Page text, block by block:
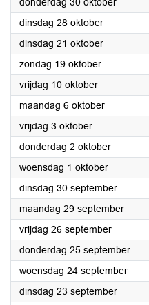
dinsdag 28 oktober2025
dinsdag 21 oktober2025
zondag 19 oktober2025
vrijdag 10 oktober2025
maandag 6 oktober2025
vrijdag 3 oktober2025
donderdag 2 oktober2025
woensdag 1 oktober2025
dinsdag 30 september2025
maandag 29 september2025
vrijdag 26 september2025
donderdag 25 september2025
woensdag 24 september2025
dinsdag 23 september2025